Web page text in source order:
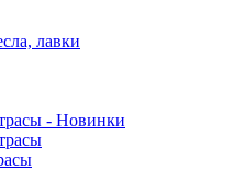
лавки
- Новинки